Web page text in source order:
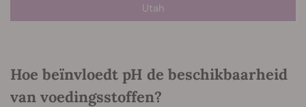
Utah
Hoe beïnvloedt pH de beschikbaarheid
van voedingsstoffen?